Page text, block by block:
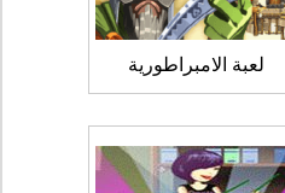
لعبة الامبراطورية